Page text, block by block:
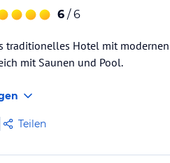
6 / 6
traditionelles Hotel mit
mit Saunen und Pool.
Teilen